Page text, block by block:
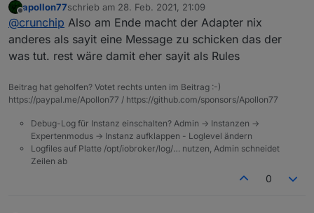
und bevor ich nun wegen jedem "Furz" gleich ein
issue anlege, wollte ich sicherheitshalber erst mal
nachfragen, ob es nicht ein "Bedienungsfehler"
meinerseits ist
apollon77schrieb am 28. Feb. 2021, 21:09
zuletzt editiert von
@crunchip Also am Ende macht der Adapter nix
anderes als sayit eine Message zu schicken das der
was tut. rest wäre damit eher sayit als Rules
Beitrag hat geholfen? Votet rechts unten im Beitrag :-)
https://paypal.me/Apollon77 / https://github.com/sponsors/Apollon77
Debug-Log für Instanz einschalten? Admin -> Instanzen ->
Expertenmodus -> Instanz aufklappen - Loglevel ändern
Logfiles auf Platte /opt/iobroker/log/… nutzen, Admin schneidet
Zeilen ab
0